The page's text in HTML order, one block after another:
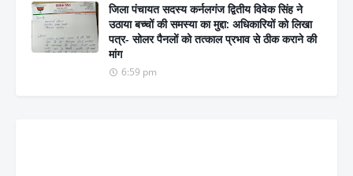
जिला पंचायत सदस्य कर्नलगंज द्वितीय विवेक सिंह ने
उठाया बच्चों की समस्या का मुद्दा: अधिकारियों को लिखा
पत्र- सोलर पैनलों को तत्काल प्रभाव से ठीक कराने की
मांग
6:59 pm